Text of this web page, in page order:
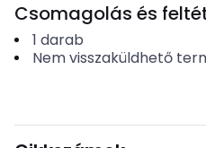
Csomagolás és
1 darab
Nem visszaküldhető